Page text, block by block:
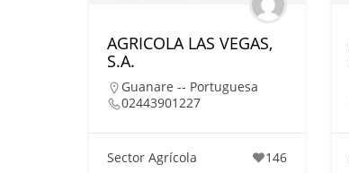
AGRICOLA LAS VEGAS,
S.A.
Guanare -- Portuguesa
02443901227
Sector Agrícola 146